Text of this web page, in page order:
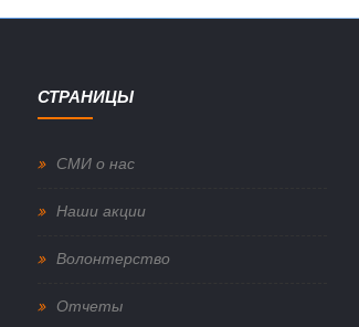
СТРАНИЦЫ
СМИ о нас
Наши акции
Волонтерство
Отчеты